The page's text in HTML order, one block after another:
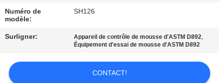
NOUS
DEMANDEZ
UNE
CITATION
Numéro de
modèle:
SH126
Surligner: Appareil de contrôle de mousse d'ASTM D892,
Équipement d'essai de mousse d'ASTM D892
CONTACT!